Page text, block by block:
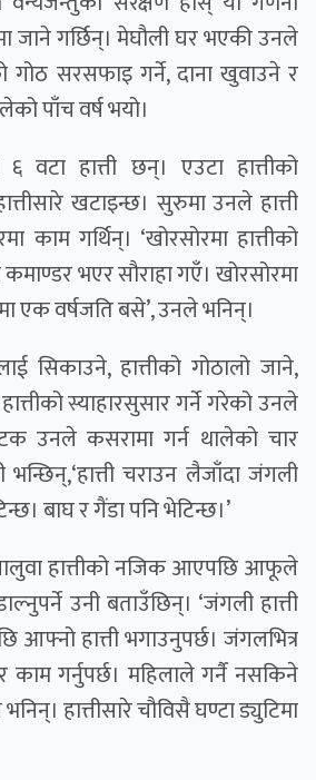
जाने गर्छिन्। मेघौली घर भएकी उनले
गोठ सरसफाइ गर्ने, दाना खुवाउने र
पाँच वर्ष भयो।
वटा हात्ती छन्। एउटा हात्तीको
खटाइन्छ। सुरुमा उनले हात्ती
काम गर्थिन्। ‘खोरसोरमा हात्तीको
कमाण्डर भएर सौराहा गएँ। खोरसोरमा
एक वर्षजति बसे’, उनले भनिन्।
सिकाउने, हात्तीको गोठालो जाने,
स्याहारसुसार गर्ने गरेको उनले
उनले कसरामा गर्न थालेको चार
भन्छिन्,‘हात्ती चराउन लैजाँदा जंगली
बाघ र गैंडा पनि भेटिन्छ।’
हात्तीको नजिक आएपछि आफूले
उनी बताउँछिन्। ‘जंगली हात्ती
हात्ती भगाउनुपर्छ। जंगलभित्र
काम गर्नुपर्छ। महिलाले गर्नै नसकिने
हात्तीसारे चौविसै घण्टा ड्युटिमा